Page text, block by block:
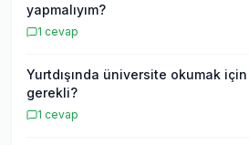
yapmalıyım?
1 cevap
Yurtdışında üniversite okumak
gerekli?
1 cevap